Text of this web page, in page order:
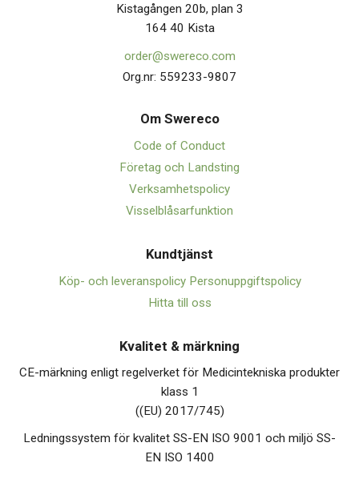
Kistagången 20b, plan 3
164 40 Kista
order@swereco.com
Org.nr: 559233-9807
Om Swereco
Code of Conduct
Företag och Landsting
Verksamhetspolicy
Visselblåsarfunktion
Kundtjänst
Köp- och leveranspolicy Personuppgiftspolicy
Hitta till oss
Kvalitet & märkning
CE-märkning enligt regelverket för Medicintekniska produkter
klass 1
((EU) 2017/745)
Ledningssystem för kvalitet SS-EN ISO 9001 och miljö SS-
EN ISO 1400